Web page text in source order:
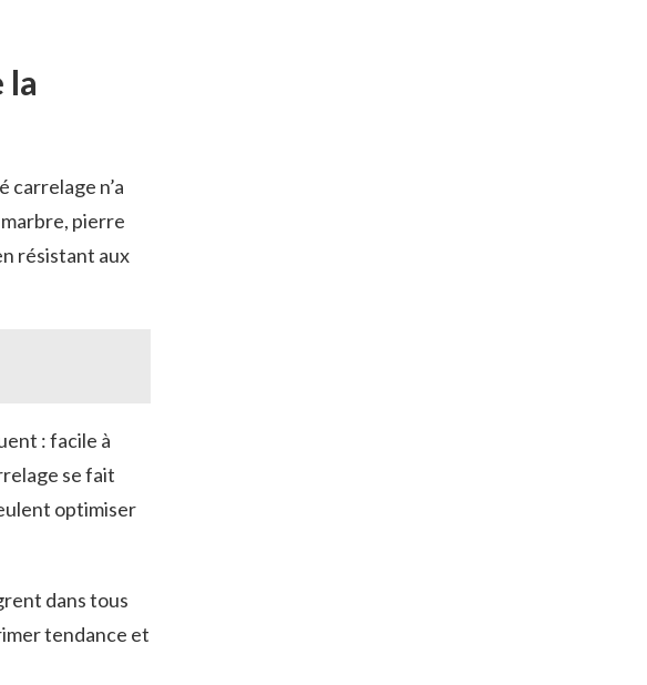
la
carrelage n’a
pierre
résistant aux
: facile à
se fait
optimiser
dans tous
tendance et